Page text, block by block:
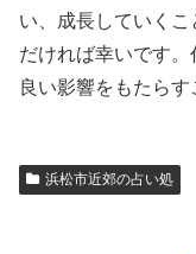
い、成長していく
だければ幸いです
良い影響をもたらす
浜松市近郊の占い処